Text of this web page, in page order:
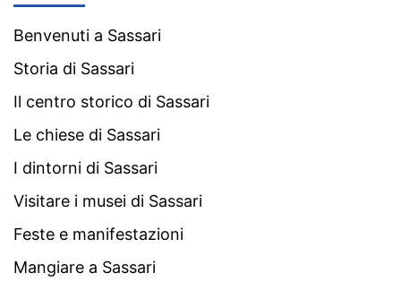
Benvenuti a Sassari
Storia di Sassari
Il centro storico di Sassari
Le chiese di Sassari
I dintorni di Sassari
Visitare i musei di Sassari
Feste e manifestazioni
Mangiare a Sassari